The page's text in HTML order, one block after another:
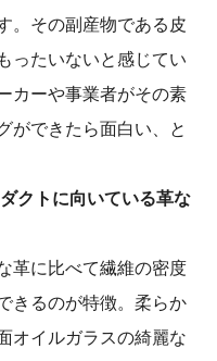
。その副産物である皮
ったいないと感じてい
カーや事業者がその素
ができたら面白い、と
クトに向いている革な
革に比べて繊維の密度
きるのが特徴。柔らか
オイルガラスの綺麗な